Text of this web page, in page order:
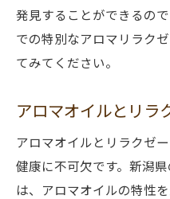
発見することができるの
での特別なアロマリラク
てみてください。
アロマオイルとリラ
アロマオイルとリラクゼ
健康に不可欠です。新潟
は、アロマオイルの特性